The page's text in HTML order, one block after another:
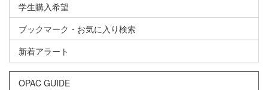
学生購入希望
ブックマーク・お気に入り検索
新着アラート
OPAC GUIDE